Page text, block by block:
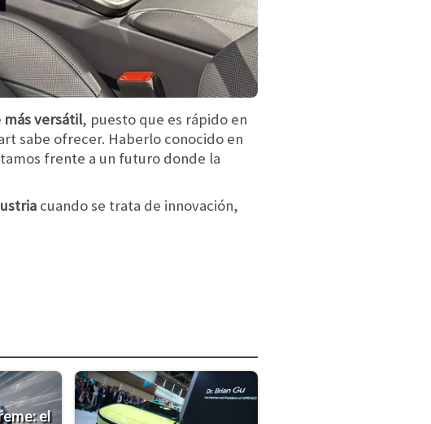
más versátil, puesto que es rápido en
sabe ofrecer. Haberlo conocido en
frente a un futuro donde la
cuando se trata de innovación,
el